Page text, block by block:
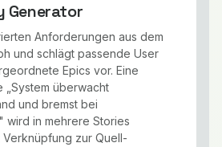
Generator
Anforderungen aus dem
und schlägt passende User
Epics vor. Eine
„System überwacht
und bremst bei
wird in mehrere Stories
zur Quell-